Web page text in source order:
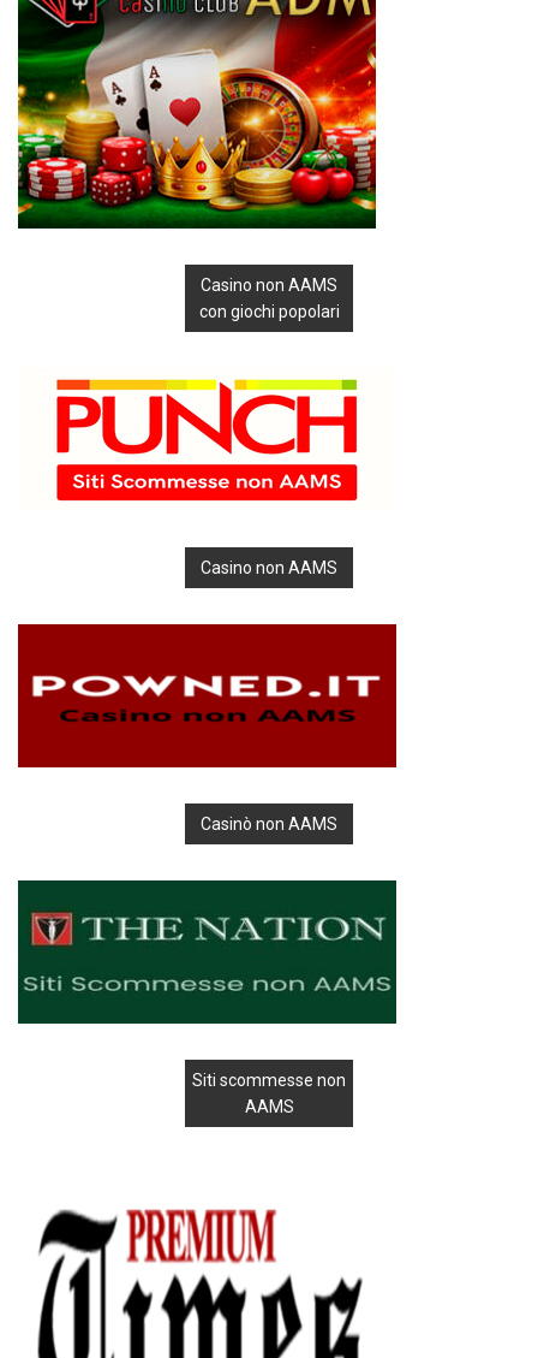
Casino non AAMS
con giochi popolari
Casino non AAMS
Casinò non AAMS
Siti scommesse non
AAMS